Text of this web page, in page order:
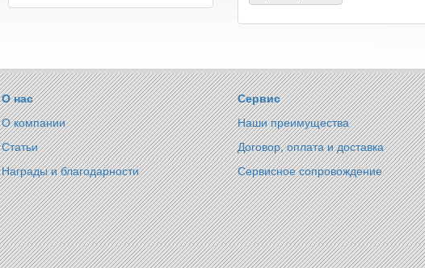
О нас
О компании
Статьи
Награды и благодарности
Сервис
Наши преимущества
Договор, оплата и доставка
Сервисное сопровождение